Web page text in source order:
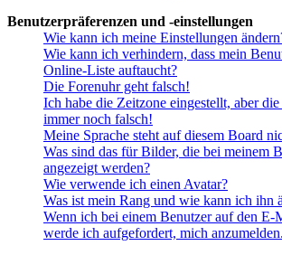
Benutzerpräferenzen und -einstellungen
Wie kann ich meine Einstellungen
Wie kann ich verhindern, dass mein
Online-Liste auftaucht?
Die Forenuhr geht falsch!
Ich habe die Zeitzone eingestellt, aber
immer noch falsch!
Meine Sprache steht auf diesem Board
Was sind das für Bilder, die bei meinem
angezeigt werden?
Wie verwende ich einen Avatar?
Was ist mein Rang und wie kann ich ihn
Wenn ich bei einem Benutzer auf den
werde ich aufgefordert, mich anzumelden.